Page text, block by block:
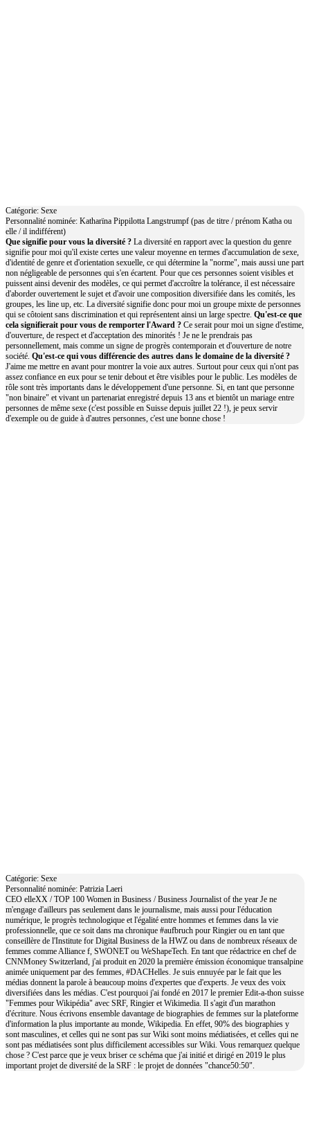
Catégorie: Sexe
Personnalité nominée: Katharïna Pippilotta Langstrumpf (pas de titre / prénom Katha ou
elle / il indifférent)
Que signifie pour vous la diversité ? La diversité en rapport avec la question du genre
signifie pour moi qu'il existe certes une valeur moyenne en termes d'accumulation de sexe,
d'identité de genre et d'orientation sexuelle, ce qui détermine la "norme", mais aussi une part
non négligeable de personnes qui s'en écartent. Pour que ces personnes soient visibles et
puissent ainsi devenir des modèles, ce qui permet d'accroître la tolérance, il est nécessaire
d'aborder ouvertement le sujet et d'avoir une composition diversifiée dans les comités, les
groupes, les line up, etc. La diversité signifie donc pour moi un groupe mixte de personnes
qui se côtoient sans discrimination et qui représentent ainsi un large spectre. Qu'est-ce que
cela signifierait pour vous de remporter l'Award ? Ce serait pour moi un signe d'estime,
d'ouverture, de respect et d'acceptation des minorités ! Je ne le prendrais pas
personnellement, mais comme un signe de progrès contemporain et d'ouverture de notre
société. Qu'est-ce qui vous différencie des autres dans le domaine de la diversité ?
J'aime me mettre en avant pour montrer la voie aux autres. Surtout pour ceux qui n'ont pas
assez confiance en eux pour se tenir debout et être visibles pour le public. Les modèles de
rôle sont très importants dans le développement d'une personne. Si, en tant que personne
"non binaire" et vivant un partenariat enregistré depuis 13 ans et bientôt un mariage entre
personnes de même sexe (c'est possible en Suisse depuis juillet 22 !), je peux servir
d'exemple ou de guide à d'autres personnes, c'est une bonne chose !
Catégorie: Sexe
Personnalité nominée: Patrizia Laeri
CEO elleXX / TOP 100 Women in Business / Business Journalist of the year Je ne
m'engage d'ailleurs pas seulement dans le journalisme, mais aussi pour l'éducation
numérique, le progrès technologique et l'égalité entre hommes et femmes dans la vie
professionnelle, que ce soit dans ma chronique #aufbruch pour Ringier ou en tant que
conseillère de l'Institute for Digital Business de la HWZ ou dans de nombreux réseaux de
femmes comme Alliance f, SWONET ou WeShapeTech. En tant que rédactrice en chef de
CNNMoney Switzerland, j'ai produit en 2020 la première émission économique transalpine
animée uniquement par des femmes, #DACHelles. Je suis ennuyée par le fait que les
médias donnent la parole à beaucoup moins d'expertes que d'experts. Je veux des voix
diversifiées dans les médias. C'est pourquoi j'ai fondé en 2017 le premier Edit-a-thon suisse
"Femmes pour Wikipédia" avec SRF, Ringier et Wikimedia. Il s'agit d'un marathon
d'écriture. Nous écrivons ensemble davantage de biographies de femmes sur la plateforme
d'information la plus importante au monde, Wikipedia. En effet, 90% des biographies y
sont masculines, et celles qui ne sont pas sur Wiki sont moins médiatisées, et celles qui ne
sont pas médiatisées sont plus difficilement accessibles sur Wiki. Vous remarquez quelque
chose ? C'est parce que je veux briser ce schéma que j'ai initié et dirigé en 2019 le plus
important projet de diversité de la SRF : le projet de données "chance50:50".